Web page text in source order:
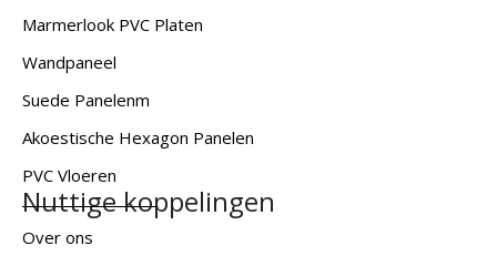
Marmerlook PVC Platen
Wandpaneel
Suede Panelenm
Akoestische Hexagon Panelen
PVC Vloeren
Nuttige koppelingen
Over ons